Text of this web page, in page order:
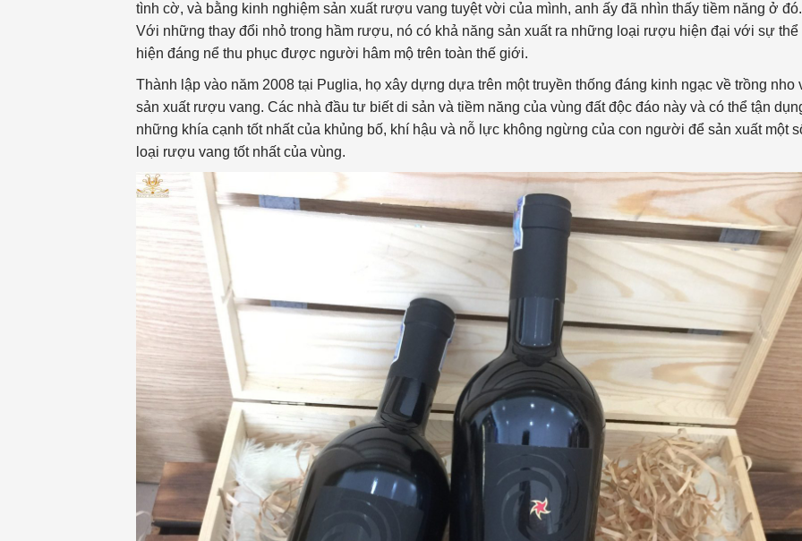
tình cờ, và bằng kinh nghiệm sản xuất rượu vang tuyệt vời của mình, anh ấy đã nhìn thấy tiềm năng ở đó.
Với những thay đổi nhỏ trong hầm rượu, nó có khả năng sản xuất ra những loại rượu hiện đại với sự thể
hiện đáng nể thu phục được người hâm mộ trên toàn thế giới.
Thành lập vào năm 2008 tại Puglia, họ xây dựng dựa trên một truyền thống đáng kinh ngạc về trồng nho
sản xuất rượu vang. Các nhà đầu tư biết di sản và tiềm năng của vùng đất độc đáo này và có thể tận
những khía cạnh tốt nhất của khủng bố, khí hậu và nỗ lực không ngừng của con người để sản xuất một
loại rượu vang tốt nhất của vùng.